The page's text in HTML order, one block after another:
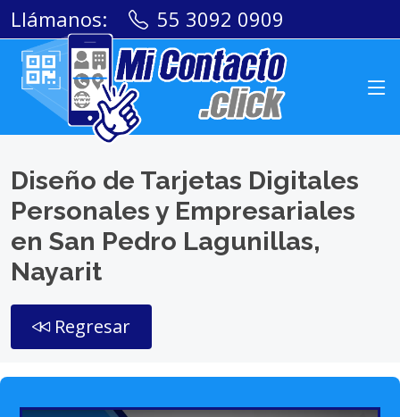
Llámanos: 55 3092 0909
Diseño de Tarjetas Digitales
Personales y Empresariales
en San Pedro Lagunillas,
Nayarit
Regresar